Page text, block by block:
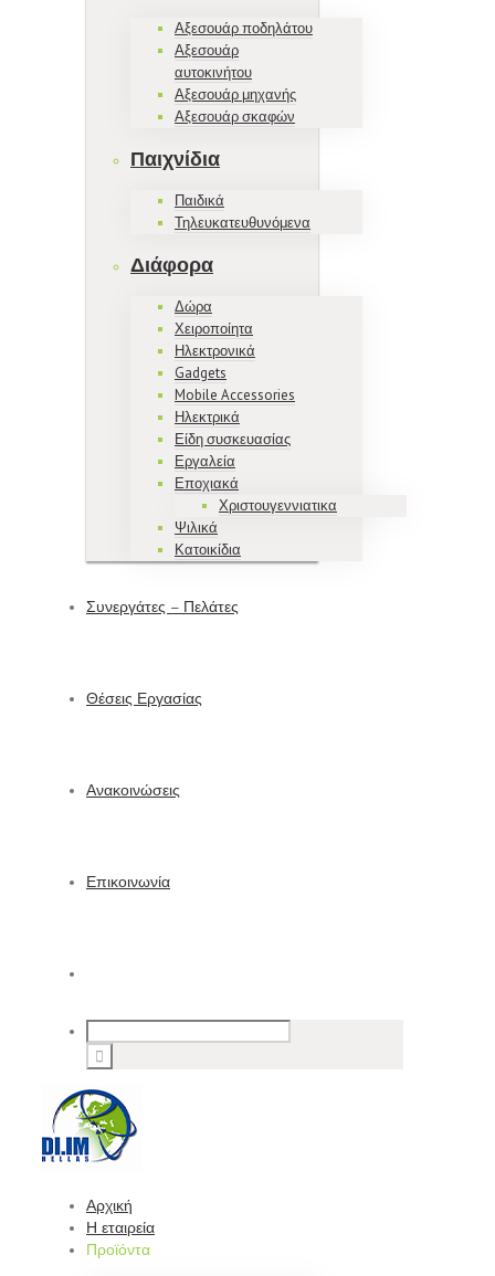
Αξεσουάρ ποδηλάτου
Αξεσουάρ
αυτοκινήτου
Αξεσουάρ μηχανής
Αξεσουάρ σκαφών
Παιχνίδια
Παιδικά
Τηλευκατευθυνόμενα
Διάφορα
Δώρα
Χειροποίητα
Ηλεκτρονικά
Gadgets
Mobile Accessories
Ηλεκτρικά
Είδη συσκευασίας
Εργαλεία
Εποχιακά
Χριστουγεννιατικα
Ψιλικά
Κατοικίδια
Συνεργάτες – Πελάτες
Θέσεις Εργασίας
Ανακοινώσεις
Επικοινωνία
Αρχική
Η εταιρεία
Προϊόντα